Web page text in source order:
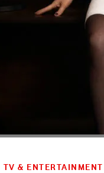
TV & ENTERTAINMENT